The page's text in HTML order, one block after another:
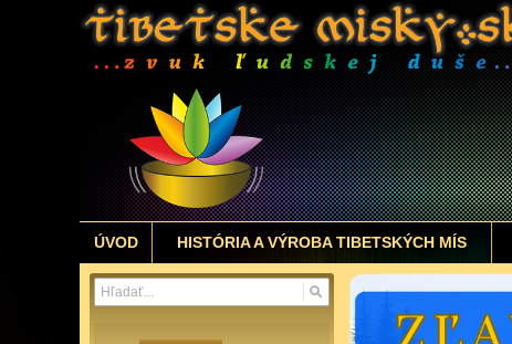
ÚVOD HISTÓRIA A VÝROBA TIBETSKÝCH MÍS